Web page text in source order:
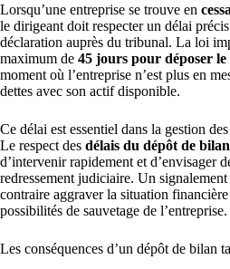
Lorsqu’une entreprise se trouve en
le dirigeant doit respecter un délai
déclaration auprès du tribunal. La loi
maximum de 45 jours pour déposer le
moment où l’entreprise n’est plus en
dettes avec son actif disponible.
Ce délai est essentiel dans la gestion
Le respect des délais du dépôt de bilan
d’intervenir rapidement et d’envisager
redressement judiciaire. Un
contraire aggraver la situation
possibilités de sauvetage de l’entreprise.
Les conséquences d’un dépôt de bilan